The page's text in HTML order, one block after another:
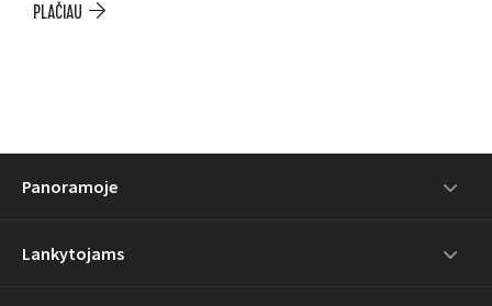
PLAČIAU
Panoramoje
Lankytojams